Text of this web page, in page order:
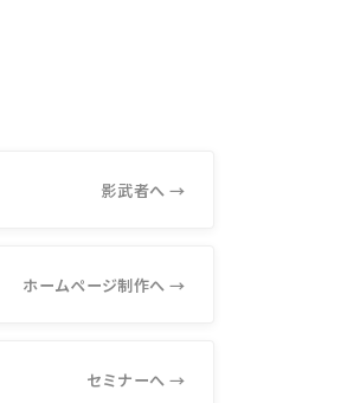
影武者へ →
ホームページ制作へ →
セミナーへ →